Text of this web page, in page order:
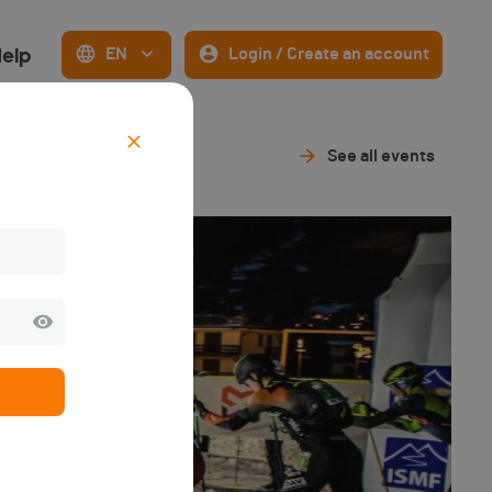
EN Login / Create an account
See all events